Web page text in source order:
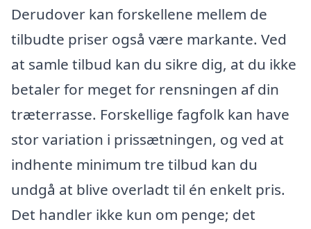
Derudover kan forskellene mellem de
tilbudte priser også være markante. Ved
at samle tilbud kan du sikre dig, at du ikke
betaler for meget for rensningen af din
træterrasse. Forskellige fagfolk kan have
stor variation i prissætningen, og ved at
indhente minimum tre tilbud kan du
undgå at blive overladt til én enkelt pris.
Det handler ikke kun om penge; det